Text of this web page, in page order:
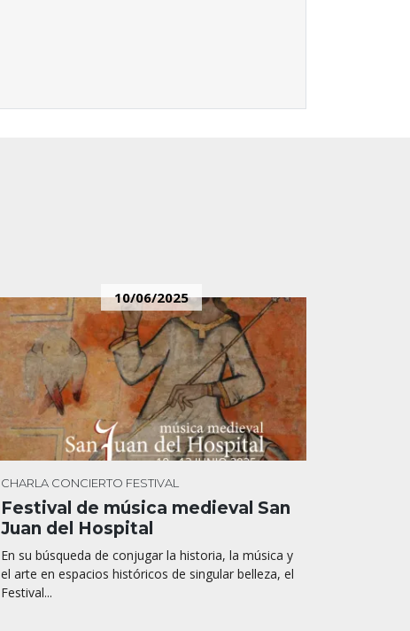
10/06/2025
CHARLA CONCIERTO FESTIVAL
Festival de música medieval San
Juan del Hospital
En su búsqueda de conjugar la historia, la música y
el arte en espacios históricos de singular belleza, el
Festival...